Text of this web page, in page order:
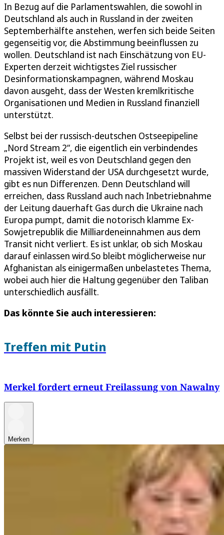
In Bezug auf die Parlamentswahlen, die sowohl in
Deutschland als auch in Russland in der zweiten
Septemberhälfte anstehen, werfen sich beide Seiten
gegenseitig vor, die Abstimmung beeinflussen zu
wollen. Deutschland ist nach Einschätzung von EU-
Experten derzeit wichtigstes Ziel russischer
Desinformationskampagnen, während Moskau
davon ausgeht, dass der Westen kremlkritische
Organisationen und Medien in Russland finanziell
unterstützt.
Selbst bei der russisch-deutschen Ostseepipeline
„Nord Stream 2“, die eigentlich ein verbindendes
Projekt ist, weil es von Deutschland gegen den
massiven Widerstand der USA durchgesetzt wurde,
gibt es nun Differenzen. Denn Deutschland will
erreichen, dass Russland auch nach Inbetriebnahme
der Leitung dauerhaft Gas durch die Ukraine nach
Europa pumpt, damit die notorisch klamme Ex-
Sowjetrepublik die Milliardeneinnahmen aus dem
Transit nicht verliert. Es ist unklar, ob sich Moskau
darauf einlassen wird.So bleibt möglicherweise nur
Afghanistan als einigermaßen unbelastetes Thema,
wobei auch hier die Haltung gegenüber den Taliban
unterschiedlich ausfällt.
Das könnte Sie auch interessieren:
Treffen mit Putin
Merkel fordert erneut Freilassung von Nawalny
Merken